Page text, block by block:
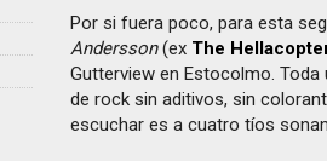
Por si fuera poco, para esta
Andersson(ex The
Gutterview en Estocolmo. Toda
de rock sin aditivos, sin
escuchar es a cuatro tíos